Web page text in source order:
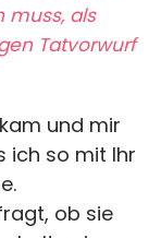
muss, als
Tatvorwurf
und mir
ich so mit Ihr
ob sie